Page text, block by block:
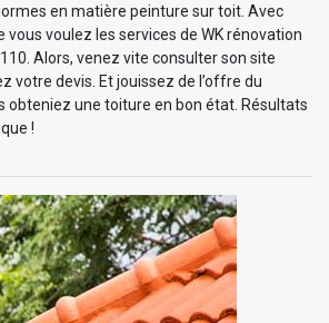
en matière peinture sur toit. Avec
vous voulez les services de WK rénovation
Alors, venez vite consulter son site
votre devis. Et jouissez de l’offre du
obteniez une toiture en bon état. Résultats
!